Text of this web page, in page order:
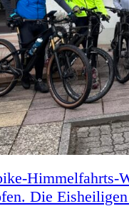
Himmelfahrts-
Die